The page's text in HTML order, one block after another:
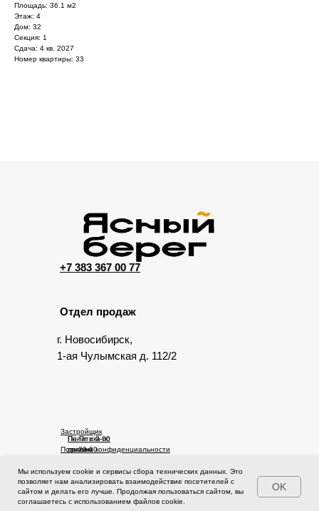
Площадь: 36.1 м2
Этаж: 4
Дом: 32
Секция: 1
Сдача: 4 кв. 2027
Номер квартиры: 33
Мы используем cookie и сервисы сбора технических данных. Это
позволяет нам анализировать взаимодействие посетителей с
сайтом и делать его лучше. Продолжая пользоваться сайтом, вы
соглашаетесь с использованием файлов cookie.
OK
Отдел продаж
г. Новосибирск,
1-ая Чулымская д. 112/2
© 2025 Ясный берег. Сайт не является публичной офертой.
Проектная документация на сайте https://наш.дом.рф
Политика конфиденциальности
Застройщик
Пн-Пт с 9-00
до 20-00
00 до 17-00
+7 383 367 00 77
Политика по
правам